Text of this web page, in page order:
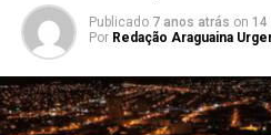
Publicado 7 anos atrás on 14
Por Redação Araguaina